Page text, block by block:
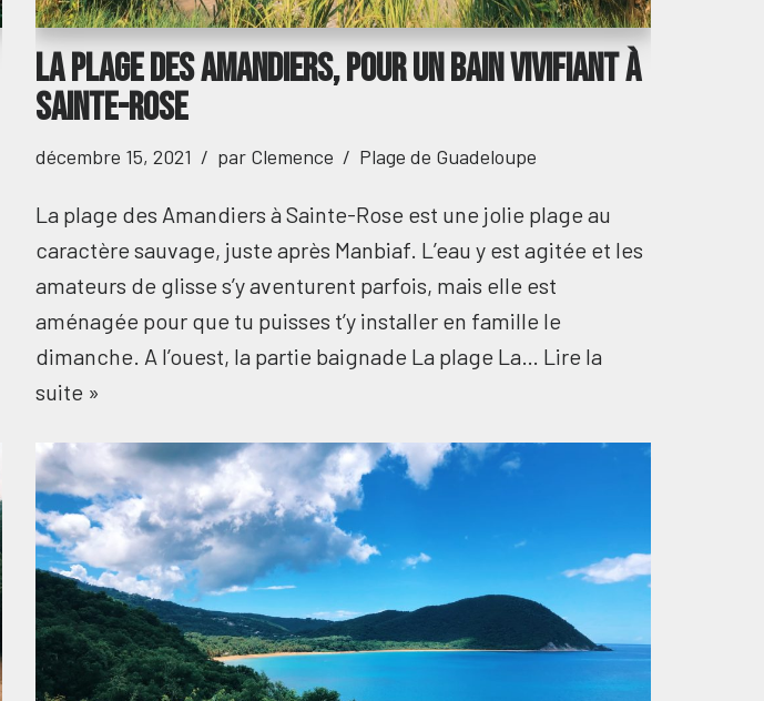
La plage des amandiers, pour un bain vivifiant à
Sainte-Rose
décembre 15, 2021 par Clemence Plage de Guadeloupe
La plage des Amandiers à Sainte-Rose est une jolie plage au
caractère sauvage, juste après Manbiaf. L’eau y est agitée et les
amateurs de glisse s’y aventurent parfois, mais elle est
aménagée pour que tu puisses t’y installer en famille le
dimanche. A l’ouest, la partie baignade La plage La… Lire la
suite »